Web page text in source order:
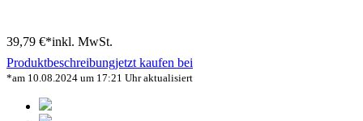
39,79 €*inkl. MwSt.
Produktbeschreibungjetzt kaufen bei
*am 10.08.2024 um 17:21 Uhr aktualisiert